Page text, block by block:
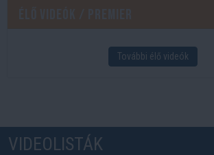
További élő videók
VIDEOLISTÁK